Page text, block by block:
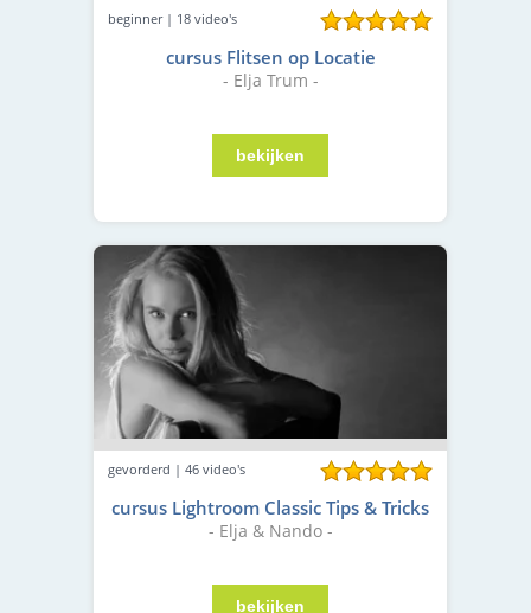
beginner | 18 video's
cursus Flitsen op Locatie
- Elja Trum -
gevorderd | 46 video's
cursus Lightroom Classic Tips & Tricks
- Elja & Nando -